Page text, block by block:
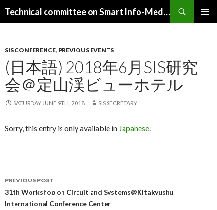
Technical committee on Smart Info-Media Systems (SIS), IEICE
SIS CONFERENCE, PREVIOUS EVENTS
(日本語) 2018年6月SIS研究
会＠定山渓ビューホテル
SATURDAY JUNE 9TH, 2018 SIS SECRETARY
Sorry, this entry is only available in Japanese.
Post
navigation
PREVIOUS POST
31th Workshop on Circuit and Systems@Kitakyushu
International Conference Center